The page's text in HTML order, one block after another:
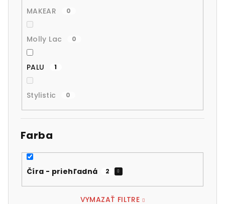
MAKEAR 0
Molly Lac 0
PALU 1
Stylistic 0
Farba
Číra - priehľadná 2
VYMAZAŤ FILTRE